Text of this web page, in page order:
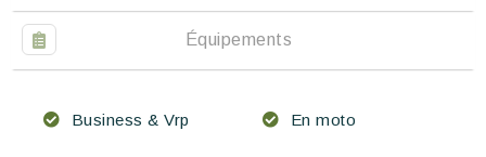
Équipements
Business & Vrp En moto